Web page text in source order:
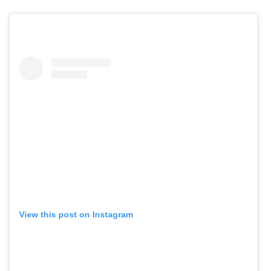
View this post on Instagram